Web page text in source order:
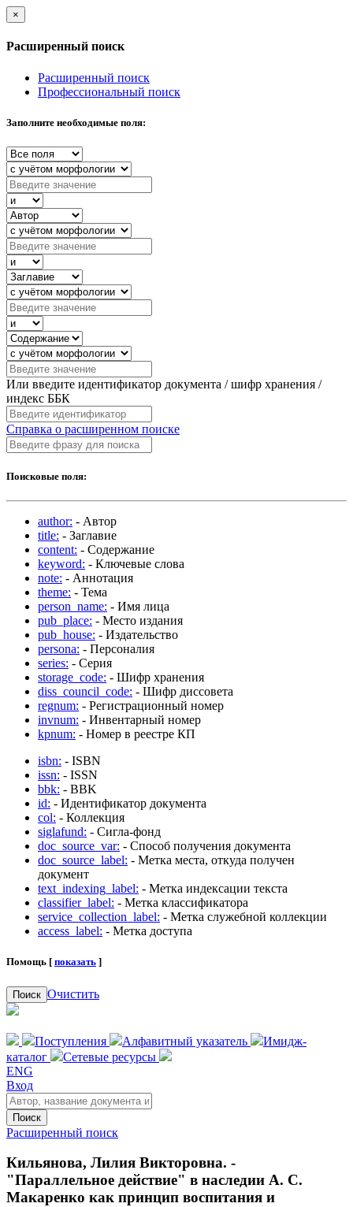
×
Расширенный поиск
Расширенный поиск
Профессиональный поиск
Заполните необходимые поля:
Или введите идентификатор документа / шифр хранения /
индекс ББК
Справка о расширенном поиске
Поисковые поля:
author: - Автор
title: - Заглавие
content: - Содержание
keyword: - Ключевые слова
note: - Аннотация
theme: - Тема
person_name: - Имя лица
pub_place: - Место издания
pub_house: - Издательство
persona: - Персоналия
series: - Серия
storage_code: - Шифр хранения
diss_council_code: - Шифр диссовета
regnum: - Регистрационный номер
invnum: - Инвентарный номер
kpnum: - Номер в реестре КП
isbn: - ISBN
issn: - ISSN
bbk: - BBK
id: - Идентификатор документа
col: - Коллекция
siglafund: - Сигла-фонд
doc_source_var: - Способ получения документа
doc_source_label: - Метка места, откуда получен
документ
text_indexing_label: - Метка индексации текста
classifier_label: - Метка классификатора
service_collection_label: - Метка служебной коллекции
access_label: - Метка доступа
Помощь [ показать ]
Поиск Очистить
Поступления Алфавитный указатель
Имидж-
каталог
Сетевые ресурсы
ENG
Вход
Поиск
Расширенный поиск
Кильянова, Лилия Викторовна. -
"Параллельное действие" в наследии А. С.
Макаренко как принцип воспитания и